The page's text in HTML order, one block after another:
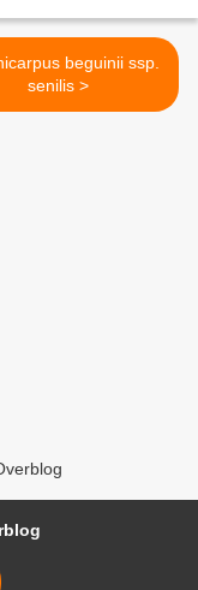
beguinii ssp.
senilis >